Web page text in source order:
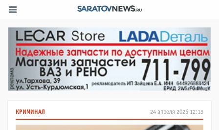
24 апреля 2026 12:15
КРИМИНАЛ